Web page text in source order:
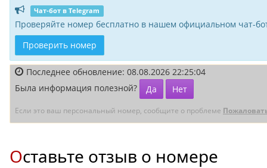
Чат-бот в Telegram
Проверяйте номер бесплатно в нашем официальном чат-
Проверить номер
Последнее обновление: 08.08.2026 22:25:04
Была информация полезной?
Да Нет
Если это ваш персональный номер, сообщите о проблеме
Оставьте отзыв о номере